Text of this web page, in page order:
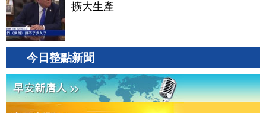
擴大生產
今日整點新聞